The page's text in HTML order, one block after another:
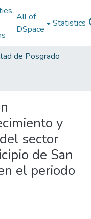
All of
DSpace
Statistics
de Posgrado
y
sector
de San
el periodo